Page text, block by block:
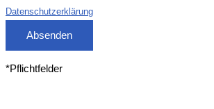
Datenschutzerklärung
Absenden
*Pflichtfelder